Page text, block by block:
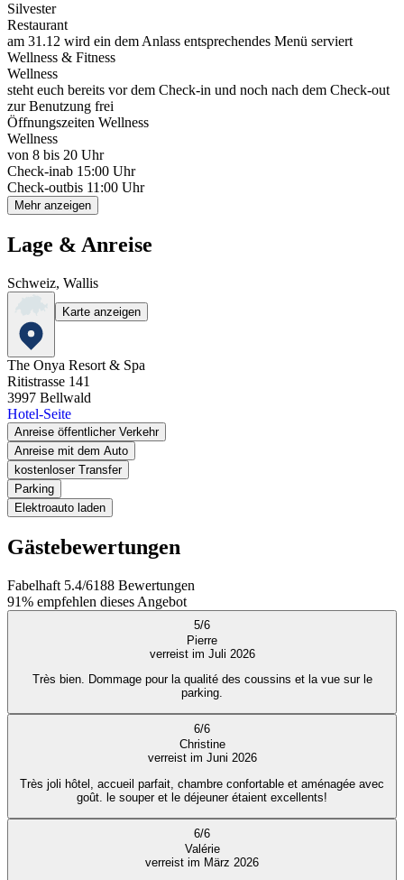
Silvester
Restaurant
am 31.12 wird ein dem Anlass entsprechendes Menü serviert
Wellness & Fitness
Wellness
steht euch bereits vor dem Check-in und noch nach dem Check-out
zur Benutzung frei
Öffnungszeiten Wellness
Wellness
von 8 bis 20 Uhr
Check-inab 15:00 Uhr
Check-outbis 11:00 Uhr
Mehr anzeigen
Lage & Anreise
Schweiz, Wallis
Karte anzeigen
The Onya Resort & Spa
Ritistrasse 141
3997 Bellwald
Hotel-Seite
Anreise öffentlicher Verkehr
Anreise mit dem Auto
kostenloser Transfer
Parking
Elektroauto laden
Gästebewertungen
Fabelhaft 5.4/6188 Bewertungen
91% empfehlen dieses Angebot
5/6
Pierre
verreist im Juli 2026
Très bien. Dommage pour la qualité des coussins et la vue sur le
parking.
6/6
Christine
verreist im Juni 2026
Très joli hôtel, accueil parfait, chambre confortable et aménagée avec
goût. le souper et le déjeuner étaient excellents!
6/6
Valérie
verreist im März 2026